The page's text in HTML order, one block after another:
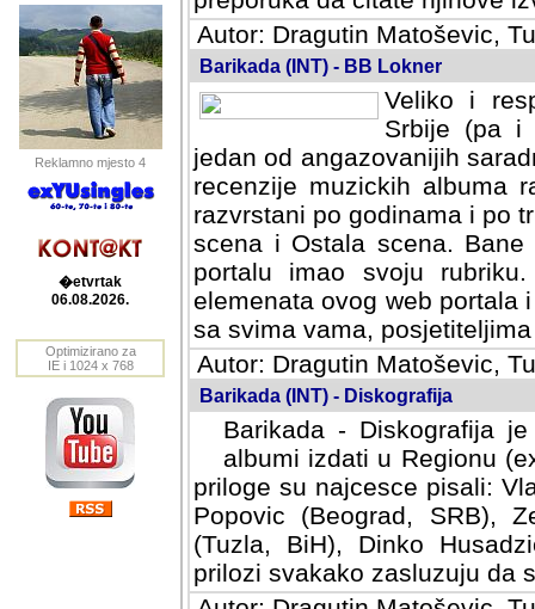
Reklamno mjesto 4
�etvrtak
06.08.2026.
Optimizirano za
IE i 1024 x 768
Autor: Dragutin Matoševic,
Barikada (INT) - BB Lokner
Veliko i
Srbije (pa i
jedan od angazovanijih
recenzije muzickih albuma
razvrstani po godinama i po
scena i Ostala scena.
portalu imao svoju
elemenata ovog web portala
sa svima vama,
Autor: Dragutin Matoševic,
Barikada (INT) - Diskografija
Barikada - Diskografija
albumi izdati u Regionu
priloge su najcesce pisali:
Popovic (Beograd, SRB),
(Tuzla, BiH), Dinko
prilozi svakako zasluzuju da